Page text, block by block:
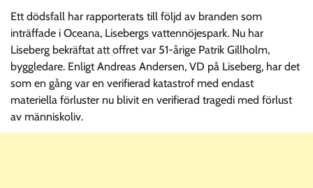
Ett dödsfall har rapporterats till följd av branden som
inträffade i Oceana, Lisebergs vattennöjespark. Nu har
Liseberg bekräftat att offret var 51-årige Patrik Gillholm,
byggledare. Enligt Andreas Andersen, VD på Liseberg, har det
som en gång var en verifierad katastrof med endast
materiella förluster nu blivit en verifierad tragedi med förlust
av människoliv.